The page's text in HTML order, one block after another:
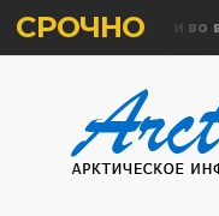
СРОЧНО
жертв почтили во